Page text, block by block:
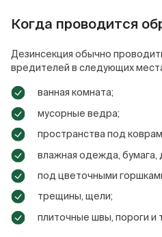
Когда проводится
Дезинсекция обычно
вредителей в следующих
ванная комната;
мусорные ведра;
пространства под
влажная одежда, бумага,
под цветочными
трещины, щели;
плиточные швы, пороги и